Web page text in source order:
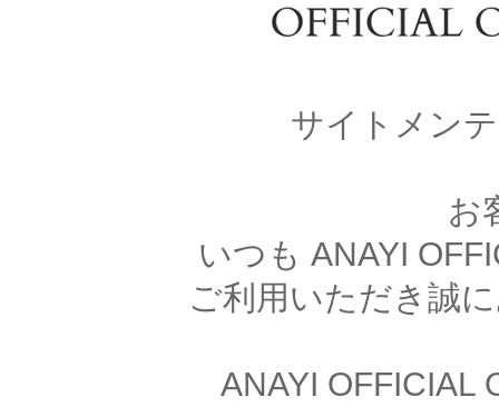
サイトメン
お
いつも ANAYI
ご利用いただき誠
ANAYI OFFICIAL